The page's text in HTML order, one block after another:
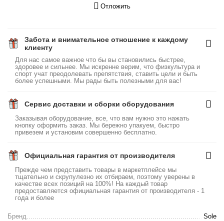
Отложить
Забота и внимательное отношение к каждому
клиенту
Для нас самое важное что бы вы становились быстрее,
здоровее и сильнее. Мы искренне верим, что физкультура и
спорт учат преодолевать препятствия, ставить цели и быть
более успешными. Мы рады быть полезными для вас!
Сервис доставки и сборки оборудования
Заказывая оборудование, все, что вам нужно это нажать
кнопку оформить заказ. Мы бережно упакуем, быстро
привезем и установим совершенно бесплатно.
Официальная гарантия от производителя
Прежде чем представить товары в маркетплейсе мы
тщательно и скрупулезно их отбираем, поэтому уверены в
качестве всех позиций на 100%! На каждый товар
предоставляется официальная гарантия от производителя - 1
года и более
Бренд Sole